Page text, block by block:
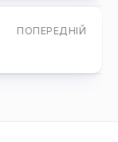
ПОПЕРЕДНІЙ